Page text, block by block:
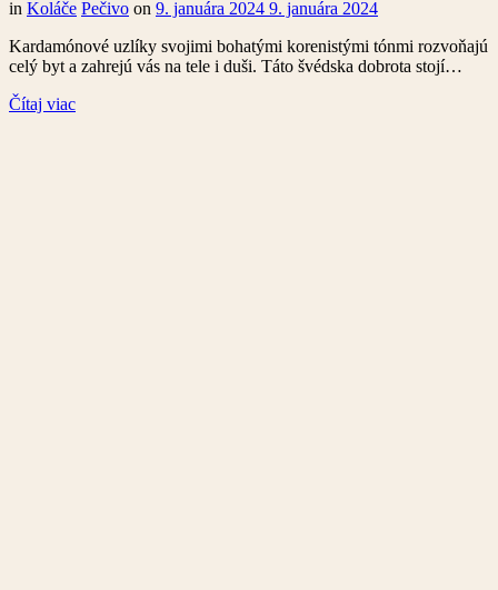
in Koláče Pečivo on 9. januára 2024 9. januára 2024
Kardamónové uzlíky svojimi bohatými korenistými tónmi rozvoňajú
celý byt a zahrejú vás na tele i duši. Táto švédska dobrota stojí…
Čítaj viac